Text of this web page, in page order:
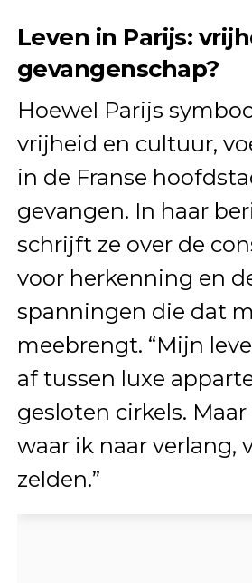
Leven in Parijs:
gevangenschap?
Hoewel Parijs
vrijheid en cultuur,
in de Franse
gevangen. In haar
schrijft ze over de
voor herkenning en
spanningen die dat
meebrengt. “Mijn
af tussen luxe
gesloten cirkels.
waar ik naar verlang,
zelden.”